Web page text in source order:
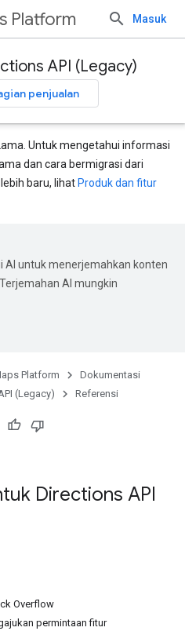
Platform Masuk
API (Legacy)
penjualan
Untuk mengetahui informasi
dan cara bermigrasi dari
baru, lihat Produk dan fitur
AI untuk menerjemahkan konten
AI mungkin
Platform
Dokumentasi
(Legacy) Referensi
Directions API
Overflow
permintaan fitur